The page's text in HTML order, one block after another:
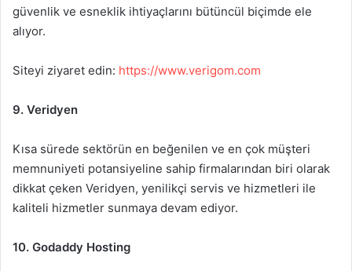
güvenlik ve esneklik ihtiyaçlarını bütüncül biçimde ele
alıyor.
Siteyi ziyaret edin: https://www.verigom.com
9. Veridyen
Kısa sürede sektörün en beğenilen ve en çok müşteri
memnuniyeti potansiyeline sahip firmalarından biri olarak
dikkat çeken Veridyen, yenilikçi servis ve hizmetleri ile
kaliteli hizmetler sunmaya devam ediyor.
10. Godaddy Hosting